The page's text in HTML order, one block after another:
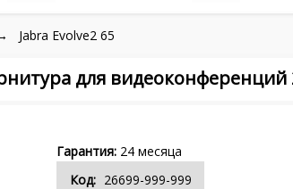
Jabra Evolve2 65
для видеоконференций
24
26699-999-999